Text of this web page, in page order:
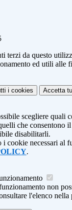
terzi da questo
ed utili alle
i cookies Accetta
scegliere quali
che consentono
disabilitarli.
i cookie necessari al
.
non
l'elenco nella